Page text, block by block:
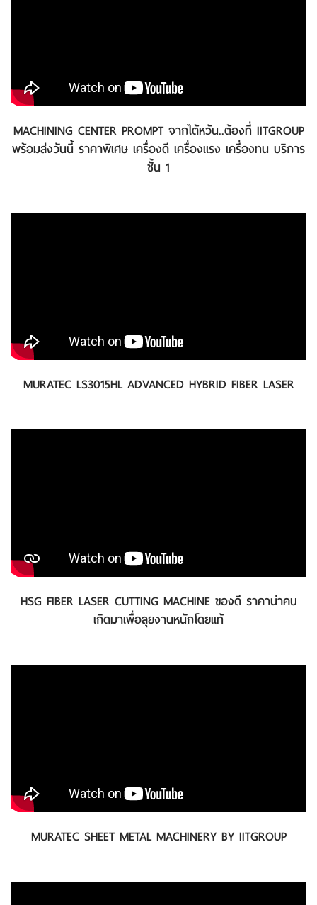
MACHINING CENTER PROMPT จากไต้หวัน..ต้องที่ IITGROUP
พร้อมส่งวันนี้ ราคาพิเศษ เครื่องดี เครื่องแรง เครื่องทน บริการ
ชั้น 1
MURATEC LS3015HL ADVANCED HYBRID FIBER LASER
HSG FIBER LASER CUTTING MACHINE ของดี ราคาน่าคบ
เกิดมาเพื่อลุยงานหนักโดยแท้
MURATEC SHEET METAL MACHINERY BY IITGROUP